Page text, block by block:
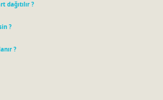
dağıtılır ?
?
?